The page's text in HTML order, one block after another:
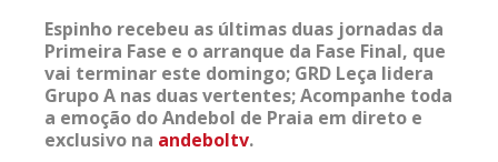
Espinho recebeu as últimas duas jornadas da
Primeira Fase e o arranque da Fase Final, que
vai terminar este domingo; GRD Leça lidera
Grupo A nas duas vertentes; Acompanhe toda
a emoção do Andebol de Praia em direto e
exclusivo na andeboltv.